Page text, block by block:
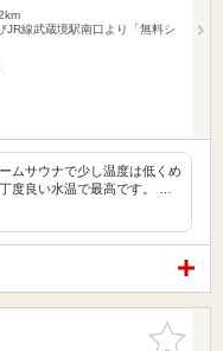
JR線武蔵境駅南口より「無料シ
ムサウナで少し温度は低くめ
度良い水温で最高です。 …
お気に入